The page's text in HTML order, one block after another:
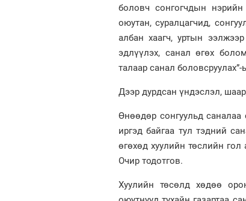
боловч сонгогчдын нэрийн
оюутан, суралцагчид,
албан хаагч, уртын
эдлүүлэх, санал өгөх
талаар санал
Дээр дурдсан үндэслэл,
Өнөөдөр сонгуульд
иргэд байгаа тул тэдний
өгөхөд хуулийн төслийн
Очир тодотгов.
Хуулийн төсөлд хөдөө